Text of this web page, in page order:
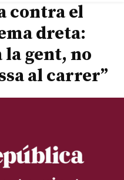
contra el
dreta:
la gent, no
al carrer”